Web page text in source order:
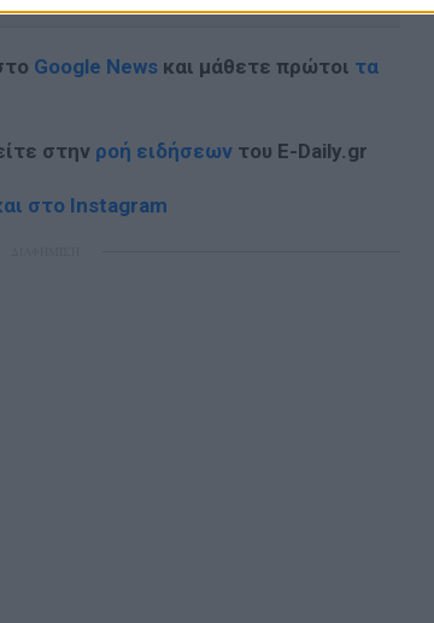
Google News και μάθετε πρώτοι τα
στην ροή ειδήσεων του E-Daily.gr
στο Instagram